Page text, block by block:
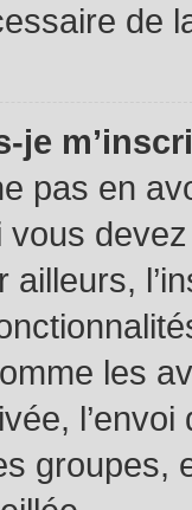
de
je
pas en
vous
ailleurs,
les
groupes,